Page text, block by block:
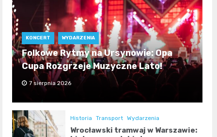
KONCERT WYDARZENIA
Folkowe Rytmy na Ursynowie: Opa
Cupa Rozgrzeje Muzyczne Lato!
7 sierpnia 2026
Historia Transport Wydarzenia
Wrocławski tramwaj w Warszawie: